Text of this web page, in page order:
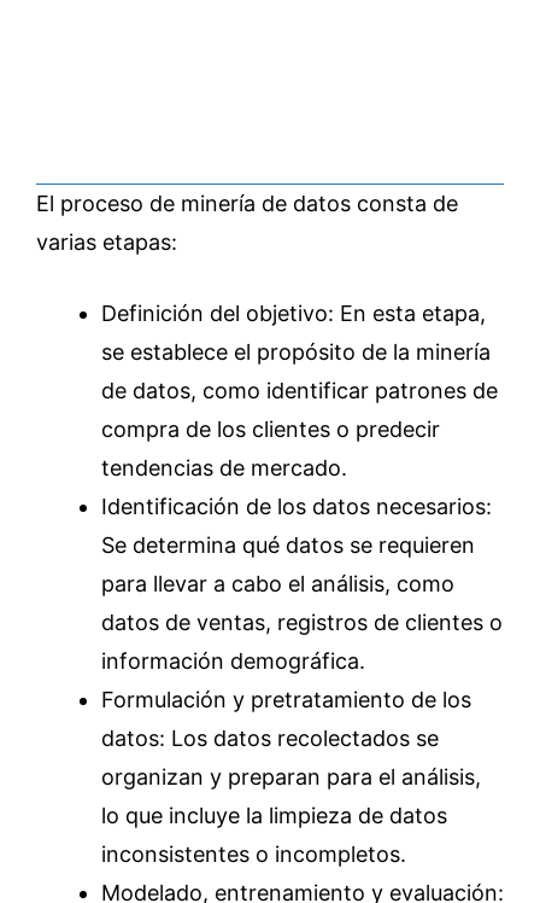
El proceso de minería de datos consta de
varias etapas:
Definición del objetivo: En esta etapa,
se establece el propósito de la minería
de datos, como identificar patrones de
compra de los clientes o predecir
tendencias de mercado.
Identificación de los datos necesarios:
Se determina qué datos se requieren
para llevar a cabo el análisis, como
datos de ventas, registros de clientes o
información demográfica.
Formulación y pretratamiento de los
datos: Los datos recolectados se
organizan y preparan para el análisis,
lo que incluye la limpieza de datos
inconsistentes o incompletos.
Modelado, entrenamiento y evaluación: